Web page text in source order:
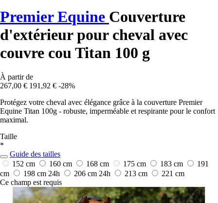
Premier Equine Couverture
d'extérieur pour cheval avec
couvre cou Titan 100 g
À partir de
267,00 € 191,92 € -28%
Protégez votre cheval avec élégance grâce à la couverture Premier
Equine Titan 100g - robuste, imperméable et respirante pour le confort
maximal.
Taille
*
Guide des tailles
152 cm
160 cm 168 cm 175 cm 183 cm
191
cm
198 cm 24h 206 cm 24h 213 cm
221 cm
Ce champ est requis